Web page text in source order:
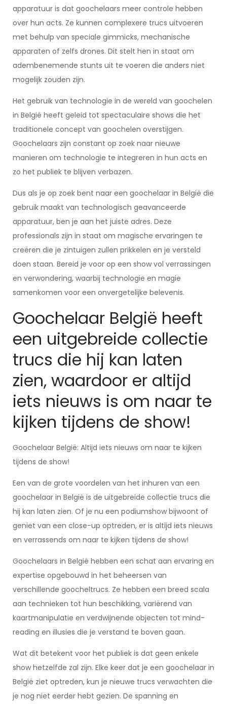
apparatuur is dat goochelaars meer controle hebben
over hun acts. Ze kunnen complexere trucs uitvoeren
met behulp van speciale gimmicks, mechanische
apparaten of zelfs drones. Dit stelt hen in staat om
adembenemende stunts uit te voeren die anders niet
mogelijk zouden zijn.
Het gebruik van technologie in de wereld van goochelen
in België heeft geleid tot spectaculaire shows die het
traditionele concept van goochelen overstijgen.
Goochelaars zijn constant op zoek naar nieuwe
manieren om technologie te integreren in hun acts en
zo het publiek te blijven verbazen.
Dus als je op zoek bent naar een goochelaar in België die
gebruik maakt van technologisch geavanceerde
apparatuur, ben je aan het juiste adres. Deze
professionals zijn in staat om magische ervaringen te
creëren die je zintuigen zullen prikkelen en je versteld
doen staan. Bereid je voor op een show vol verrassingen
en verwondering, waarbij technologie en magie
samenkomen voor een onvergetelijke belevenis.
Goochelaar België heeft
een uitgebreide collectie
trucs die hij kan laten
zien, waardoor er altijd
iets nieuws is om naar te
kijken tijdens de show!
Goochelaar België: Altijd iets nieuws om naar te kijken
tijdens de show!
Een van de grote voordelen van het inhuren van een
goochelaar in België is de uitgebreide collectie trucs die
hij kan laten zien. Of je nu een podiumshow bijwoont of
geniet van een close-up optreden, er is altijd iets nieuws
en verrassends om naar te kijken tijdens de show!
Goochelaars in België hebben een schat aan ervaring en
expertise opgebouwd in het beheersen van
verschillende goocheltrucs. Ze hebben een breed scala
aan technieken tot hun beschikking, variërend van
kaartmanipulatie en verdwijnende objecten tot mind-
reading en illusies die je verstand te boven gaan.
Wat dit betekent voor het publiek is dat geen enkele
show hetzelfde zal zijn. Elke keer dat je een goochelaar in
België ziet optreden, kun je nieuwe trucs verwachten die
je nog niet eerder hebt gezien. De spanning en